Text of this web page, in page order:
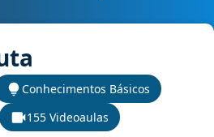
Conhecimentos Básicos
155 Videoaulas